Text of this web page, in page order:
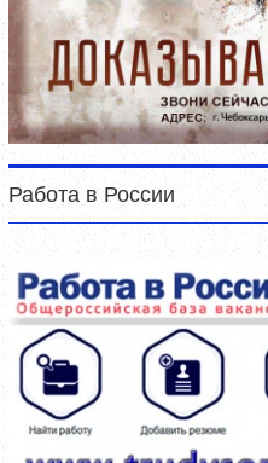
Работа в России